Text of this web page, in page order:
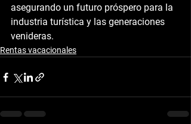
asegurando un futuro próspero para la
industria turística y las generaciones
venideras.
Rentas vacacionales